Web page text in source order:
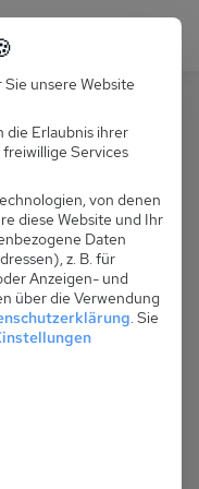
050
Frost
unsere Website
die Erlaubnis ihrer
Services
von denen
diese Website und Ihr
Daten
z. B. für
Anzeigen- und
über die Verwendung
. Sie
für die